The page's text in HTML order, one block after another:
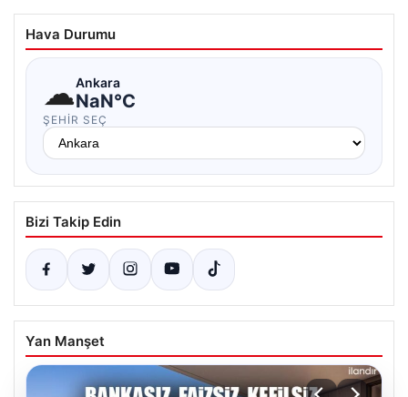
Hava Durumu
☁Ankara
NaN°C
ŞEHIR SEÇ
Bizi Takip Edin
Yan Manşet